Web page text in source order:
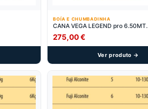
BOÍA E CHUMBADINHA
CANA VEGA LEGEND pro 6.50MT.
275,00€
Ver produto →